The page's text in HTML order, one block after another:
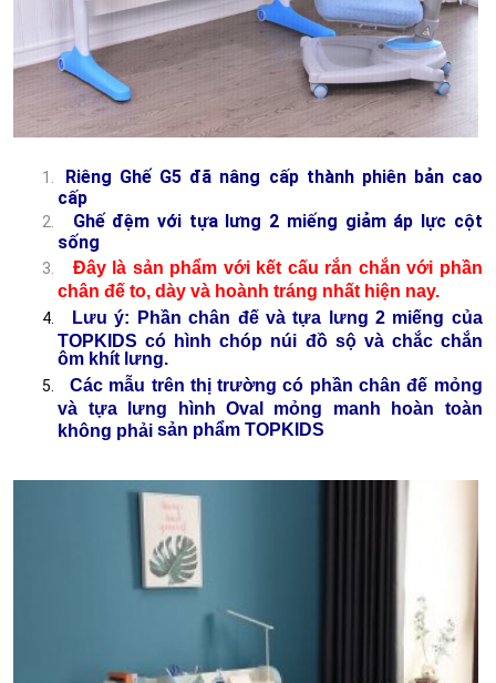
Riêng Ghế G5 đã nâng cấp thành phiên bản cao
cấp
Ghế đệm với tựa lưng 2 miếng giảm áp lực cột
sống
Đây là sản phẩm với kết cấu rắn chắn với phần
chân đế to, dày và hoành tráng nhất hiện nay.
Lưu ý: Phần chân đế và tựa lưng 2 miếng của
TOPKIDS có hình chóp núi đồ sộ và chắc chắn
ôm khít lưng.
Các mẫu trên thị trường có phần chân đế mỏng
và tựa lưng hình Oval mỏng manh hoàn toàn
không phải sản phẩm TOPKIDS